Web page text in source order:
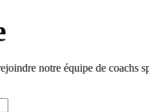
notre équipe de coachs